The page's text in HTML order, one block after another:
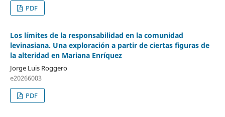
PDF
Los límites de la responsabilidad en la comunidad
levinasiana. Una exploración a partir de ciertas figuras de
la alteridad en Mariana Enríquez
Jorge Luis Roggero
e20266003
PDF